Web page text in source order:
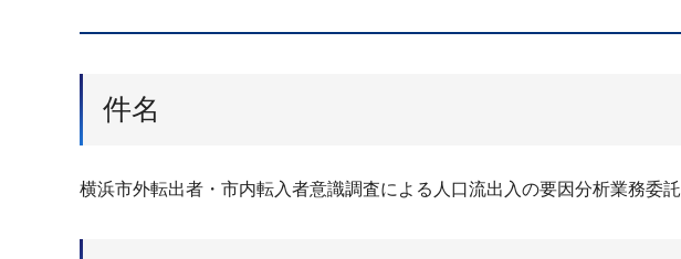
件名
横浜市外転出者・市内転入者意識調査による人口流出入の要因分析業務委託